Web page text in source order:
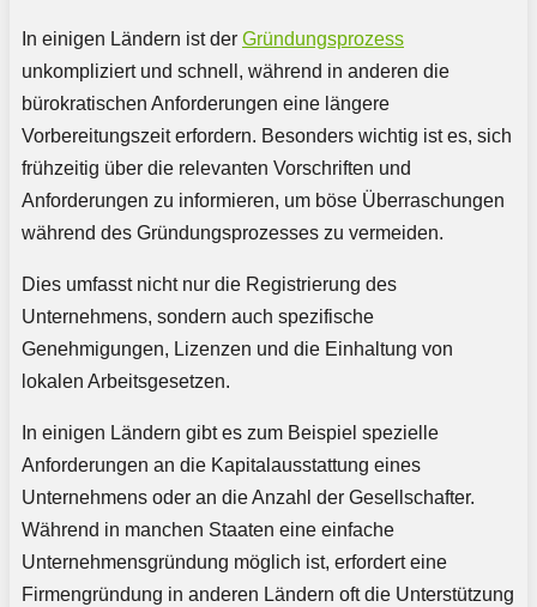
In einigen Ländern ist der Gründungsprozess
unkompliziert und schnell, während in anderen die
bürokratischen Anforderungen eine längere
Vorbereitungszeit erfordern. Besonders wichtig ist es, sich
frühzeitig über die relevanten Vorschriften und
Anforderungen zu informieren, um böse Überraschungen
während des Gründungsprozesses zu vermeiden.
Dies umfasst nicht nur die Registrierung des
Unternehmens, sondern auch spezifische
Genehmigungen, Lizenzen und die Einhaltung von
lokalen Arbeitsgesetzen.
In einigen Ländern gibt es zum Beispiel spezielle
Anforderungen an die Kapitalausstattung eines
Unternehmens oder an die Anzahl der Gesellschafter.
Während in manchen Staaten eine einfache
Unternehmensgründung möglich ist, erfordert eine
Firmengründung in anderen Ländern oft die Unterstützung